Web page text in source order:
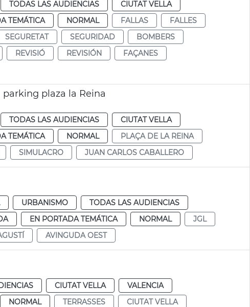
TODAS LAS AUDIENCIAS
CIUTAT VELLA
TEMÁTICA NORMAL FALLAS
FALLES
SEGURETAT SEGURIDAD
BOMBERS
REVISIÓ REVISIÓN
FAÇANES
plaza la Reina
TODAS LAS AUDIENCIAS
CIUTAT VELLA
TEMÁTICA NORMAL
PLAÇA DE LA REINA
SIMULACRO JUAN CARLOS CABALLERO
URBANISMO
TODAS LAS AUDIENCIAS
EN PORTADA TEMÁTICA NORMAL
JGL
AVINGUDA OEST
CIUTAT VELLA
VALENCIA
NORMAL TERRASSES
CIUTAT VELLA